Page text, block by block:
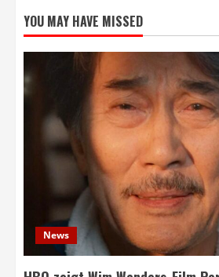
YOU MAY HAVE MISSED
News